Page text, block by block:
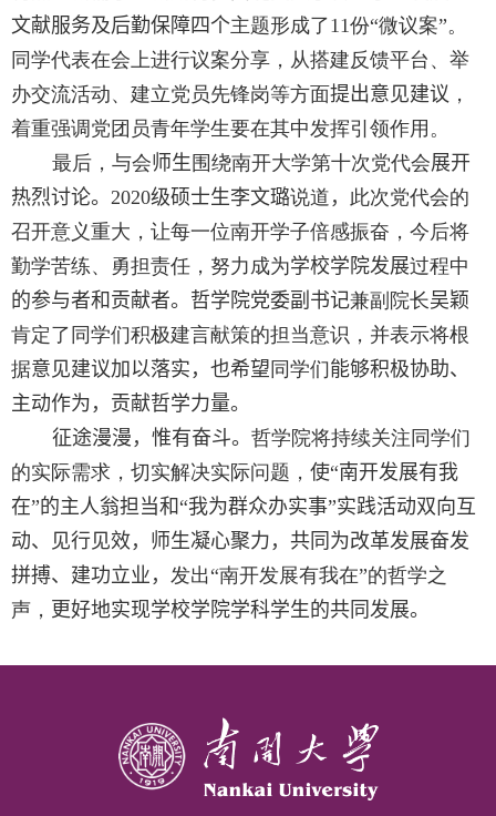
文献服务及后勤保障四个主题形成了11份“微议案”。
同学代表在会上进行议案分享，从搭建反馈平台、举
办交流活动、建立党员先锋岗等方面提出意见建议 ，
着重强调党团员青年学生要在其中发挥引领作用。
最后，与会师生 围绕南开大学第十次党代会展开
热烈讨论。 2020级硕士生李文璐说道 ， 此次党代会的
召开意义重大，让每一位南开学子倍感振奋，今后将
勤学苦练、勇担责任，努力成为学校学院发展过程中
的参与者和贡献者。哲学院党委副书记兼副院长吴颖
肯定了同学们积极建言献策的担当意识，并表示将根
据意见建议加以落实，也希望 同学们能够积极协助、
主动作为，贡献哲学力量。
征途漫漫，惟有奋斗。哲学院将持续关注同学们
的实际需求，切实解决实际问题， 使“南开发展有我
在”的主人翁担当和“我为群众办实事”实践活动双向互
动、见行见效，师生凝心聚力，共同为改革发展奋发
拼搏、建功立业， 发出“南开发展有我在”的哲学之
声， 更好地实现学校学院学科学生的共同发展。